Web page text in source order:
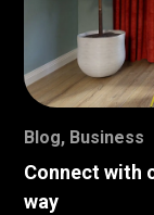
Blog, Business
Connect with
way